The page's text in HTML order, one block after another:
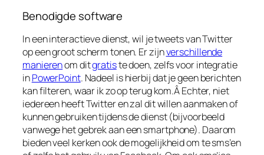
Benodigde software
In een interactieve dienst, wil je tweets van Twitter
op een groot scherm tonen. Er zijnverschillende
manierenom ditgratiste doen, zelfs voor integratie
inPowerPoint. Nadeel is hierbij dat je geen berichten
kan filteren, waar ik zo op terug kom.Â Echter, niet
iedereen heeft Twitter en zal dit willen aanmaken of
kunnen gebruiken tijdens de dienst (bijvoorbeeld
vanwege het gebrek aan een smartphone). Daarom
bieden veel kerken ook de mogelijkheid om te sms’en